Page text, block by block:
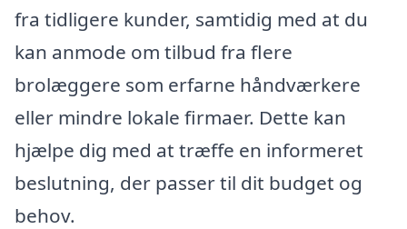
fra tidligere kunder, samtidig med at du
kan anmode om tilbud fra flere
brolæggere som erfarne håndværkere
eller mindre lokale firmaer. Dette kan
hjælpe dig med at træffe en informeret
beslutning, der passer til dit budget og
behov.